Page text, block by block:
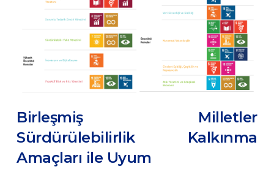
Birleşmiş Milletler
Sürdürülebilirlik Kalkınma
Amaçları ile Uyum